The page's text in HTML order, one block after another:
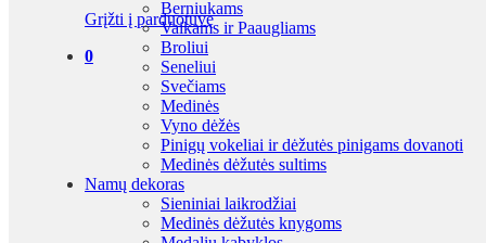
Grįžti į parduotuvę
0
Berniukams
Vaikams ir Paaugliams
Broliui
Seneliui
Svečiams
Medinės
Vyno dėžės
Pinigų vokeliai ir dėžutės pinigams dovanoti
Medinės dėžutės sultims
Namų dekoras
Sieniniai laikrodžiai
Medinės dėžutės knygoms